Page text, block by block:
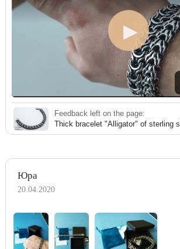
Feedback left on the page:
Thick bracelet "Alligator" of sterling
Юра
20.04.2020